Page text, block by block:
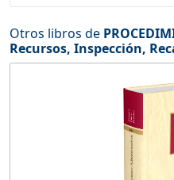
Otros libros de
Recursos, Inspección,